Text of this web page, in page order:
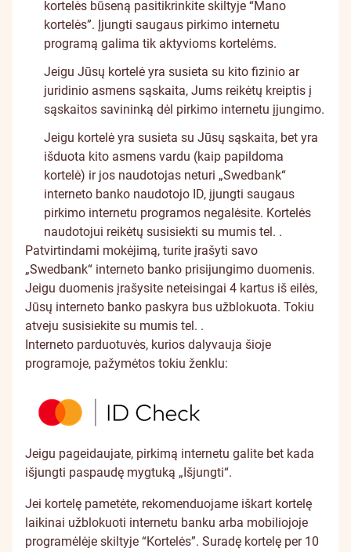
kortelės būseną pasitikrinkite skiltyje “Mano
kortelės”. Įjungti saugaus pirkimo internetu
programą galima tik aktyvioms kortelėms.
Jeigu Jūsų kortelė yra susieta su kito fizinio ar
juridinio asmens sąskaita, Jums reikėtų kreiptis į
sąskaitos savininką dėl pirkimo internetu įjungimo.
Jeigu kortelė yra susieta su Jūsų sąskaita, bet yra
išduota kito asmens vardu (kaip papildoma
kortelė) ir jos naudotojas neturi „Swedbank“
interneto banko naudotojo ID, įjungti saugaus
pirkimo internetu programos negalėsite. Kortelės
naudotojui reikėtų susisiekti su mumis tel. .
Patvirtindami mokėjimą, turite įrašyti savo
„Swedbank“ interneto banko prisijungimo duomenis.
Jeigu duomenis įrašysite neteisingai 4 kartus iš eilės,
Jūsų interneto banko paskyra bus užblokuota. Tokiu
atveju susisiekite su mumis tel. .
Interneto parduotuvės, kurios dalyvauja šioje
programoje, pažymėtos tokiu ženklu:
Jeigu pageidaujate, pirkimą internetu galite bet kada
išjungti paspaudę mygtuką „Išjungti“.
Jei kortelę pametėte, rekomenduojame iškart kortelę
laikinai užblokuoti internetu banku arba mobiliojoje
programėlėje skiltyje “Kortelės”. Suradę kortelę per 10